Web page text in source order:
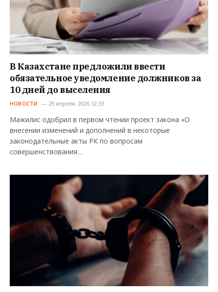
В Казахстане предложили ввести
обязательное уведомление должников за
10 дней до выселения
НОВОСТИ 29 апреля, 2026 12:33
Мажилис одобрил в первом чтении проект закона «О
внесении изменений и дополнений в некоторые
законодательные акты РК по вопросам
совершенствования…